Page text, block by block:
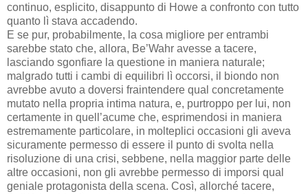
continuo, esplicito, disappunto di Howe a confronto con tutto
quanto lì stava accadendo.
E se pur, probabilmente, la cosa migliore per entrambi
sarebbe stato che, allora, Be’Wahr avesse a tacere,
lasciando sgonfiare la questione in maniera naturale;
malgrado tutti i cambi di equilibri lì occorsi, il biondo non
avrebbe avuto a doversi fraintendere qual concretamente
mutato nella propria intima natura, e, purtroppo per lui, non
certamente in quell’acume che, esprimendosi in maniera
estremamente particolare, in molteplici occasioni gli aveva
sicuramente permesso di essere il punto di svolta nella
risoluzione di una crisi, sebbene, nella maggior parte delle
altre occasioni, non gli avrebbe permesso di imporsi qual
geniale protagonista della scena. Così, allorché tacere,